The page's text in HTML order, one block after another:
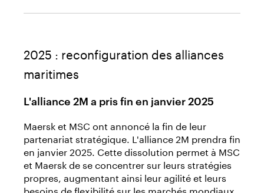
2025 : reconfiguration des alliances
maritimes
L'alliance 2M a pris fin en janvier 2025
Maersk et MSC ont annoncé la fin de leur
partenariat stratégique. L'alliance 2M prendra fin
en janvier 2025. Cette dissolution permet à MSC
et Maersk de se concentrer sur leurs stratégies
propres, augmentant ainsi leur agilité et leurs
besoins de flexibilité sur les marchés mondiaux.